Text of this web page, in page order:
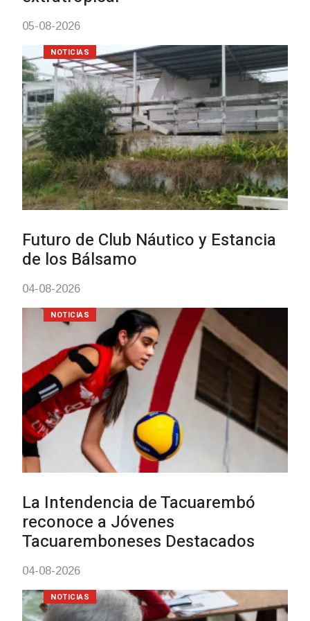
Turismo accesible para personas
mayores
Actualización sobre la agenda de
vacunación contra el
meningococo
03-08-2026
NOTICIAS
UTE hizo llamado laboral para
personas en situación de
discapacidad
03-08-2026
NOTICIAS
POLICIALES